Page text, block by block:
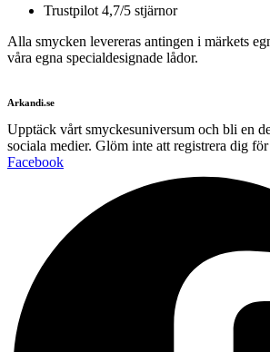
Trustpilot 4,7/5 stjärnor
Alla smycken levereras antingen i märkets
våra egna specialdesignade lådor.
Arkandi.se
Upptäck vårt smyckesuniversum och bli en
sociala medier. Glöm inte att registrera dig
Facebook